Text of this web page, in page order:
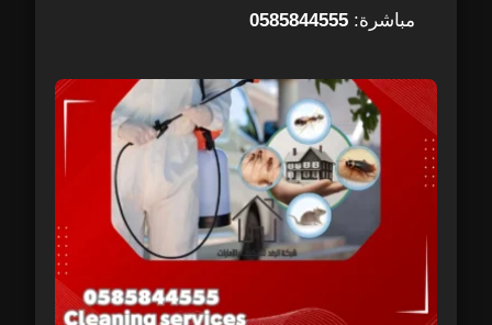
مباشرة: 0585844555